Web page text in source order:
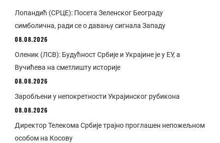
Лопандић (СРЦЕ): Посета Зеленског Београду
симболична, ради се о давању сигнала Западу
08.08.2026
Оленик (ЛСВ): Будућност Србије и Украјине је у ЕУ, а
Вучићева на сметлишту историје
08.08.2026
Заробљени у непокретности Украјинског рубикона
08.08.2026
Директор Телекома Србије трајно проглашен непожељном
особом на Косову